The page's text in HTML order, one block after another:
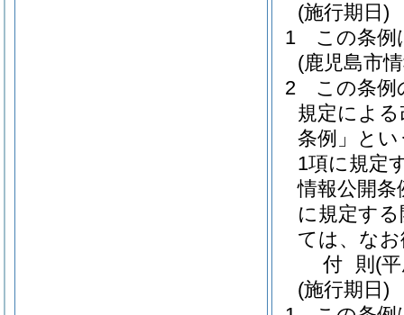
(施行期日)
1
この条例
(鹿児島市
2
この条例
規定によ
条例」とい
1項に規定
情報公開条
に規定す
ては、な
付 則 (
(施行期日)